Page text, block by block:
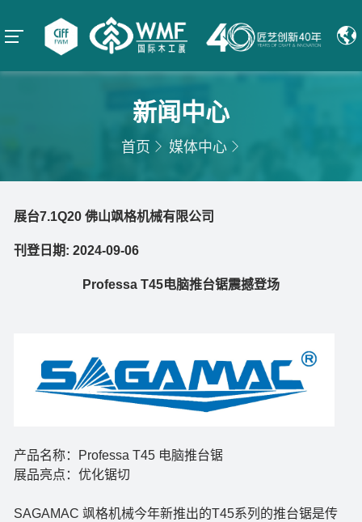
新闻中心
首页 媒体中心
展台7.1Q20 佛山飒格机械有限公司
刊登日期: 2024-09-06
Professa T45电脑推台锯震撼登场
产品名称：Professa T45 电脑推台锯
展品亮点：优化锯切
SAGAMAC 飒格机械今年新推出的T45系列的推台锯是传